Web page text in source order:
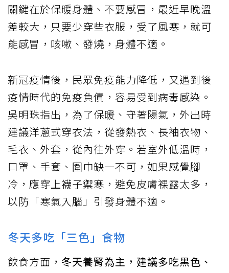
關鍵在於保暖身體、不要感冒，最近早晚溫
差較大，只要少穿些衣服，受了風寒，就可
能感冒，咳嗽、發燒，身體不適。
新冠疫情後，民眾免疫能力降低，又遇到後
疫情時代的免疫負債，容易受到病毒感染。
吳明珠指出，為了保暖、守著陽氣，外出時
建議洋蔥式穿衣法，從發熱衣、長袖衣物、
毛衣、外套，從內往外穿。若室外低溫時，
口罩、手套、圍巾缺一不可，如果感覺腳
冷，應穿上襪子禦寒，避免皮膚裸露太多，
以防「寒氣入腦」引發身體不適。
冬天多吃「三色」食物
飲食方面， 冬天養腎為主，建議多吃黑色、